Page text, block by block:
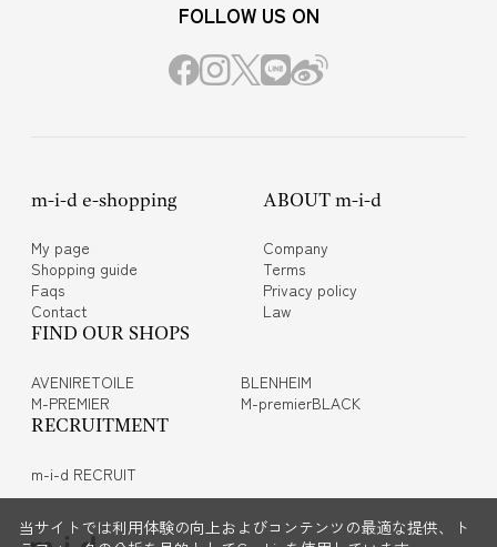
FOLLOW US ON
m-i-d e-shopping
My page
Shopping guide
Faqs
Contact
ABOUT m-i-d
Company
Terms
Privacy policy
Law
FIND OUR SHOPS
AVENIRETOILE
BLENHEIM
M-PREMIER
M-premierBLACK
RECRUITMENT
m-i-d RECRUIT
当サイトでは利用体験の向上およびコンテンツの最適な提供、ト